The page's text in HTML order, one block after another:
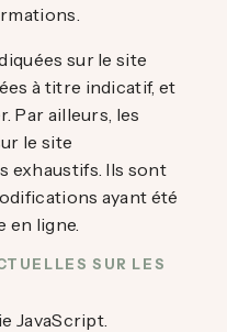
sur le site
à titre indicatif, et
Par ailleurs, les
le site
exhaustifs. Ils sont
ayant été
en ligne.
SUR LES
JavaScript.